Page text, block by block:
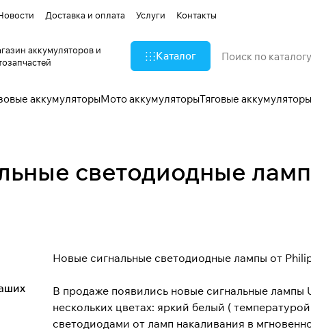
Доставка и оплата Услуги Контакты
аккумуляторов и
Каталог
аккумуляторыМото аккумуляторыТяговые аккумуляторы
светодиодные
Новые сигнальные светодиодные лампы от
В продаже появились новые сигнальные
нескольких цветах: яркий белый (
светодиодами от ламп накаливания в